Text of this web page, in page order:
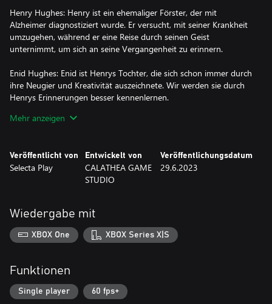
Henry Hughes: Henry ist ein ehemaliger Förster, der mit
Alzheimer diagnostiziert wurde. Er versucht, mit seiner Krankheit
umzugehen, während er eine Reise durch seinen Geist
unternimmt, um sich an seine Vergangenheit zu erinnern.
Enid Hughes: Enid ist Henrys Tochter, die sich schon immer durch
ihre Neugier und Kreativität auszeichnete. Wir werden sie durch
Henrys Erinnerungen besser kennenlernen.
Joseph: Joseph ist Henrys bester Freund und Arbeitskollege. Er
Mehr anzeigen
Veröffentlicht von
Selecta Play
Entwickelt von
CALATHEA GAME
STUDIO
Veröffentlichungsdatum
29.6.2023
Wiedergabe mit
XBOX One XBOX Series X|S
Funktionen
Single player 60 fps+